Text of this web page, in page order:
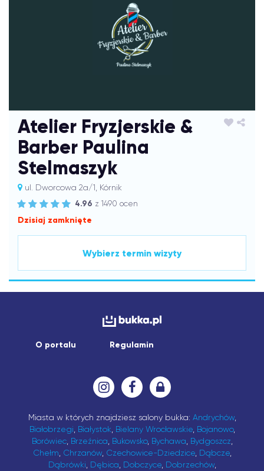
Atelier Fryzjerskie &
Barber Paulina
Stelmaszyk
ul. Dworcowa 2a/1, Kórnik
4.96 z 1490 ocen
Dzisiaj zamknięte
Wybierz termin wizyty
O portalu Regulamin
Miasta w których znajdziesz salony bukka: Andrychów,
Białobrzegi, Białystok, Bielany Wrocławskie, Bojanowo,
Borówiec, Brzeźnica, Bukowsko, Bychawa, Bydgoszcz,
Chełm, Chrzanów, Czechowice-Dziedzice, Dąbcze,
Dąbrówki, Dębica, Dobczyce, Dobrzechów,